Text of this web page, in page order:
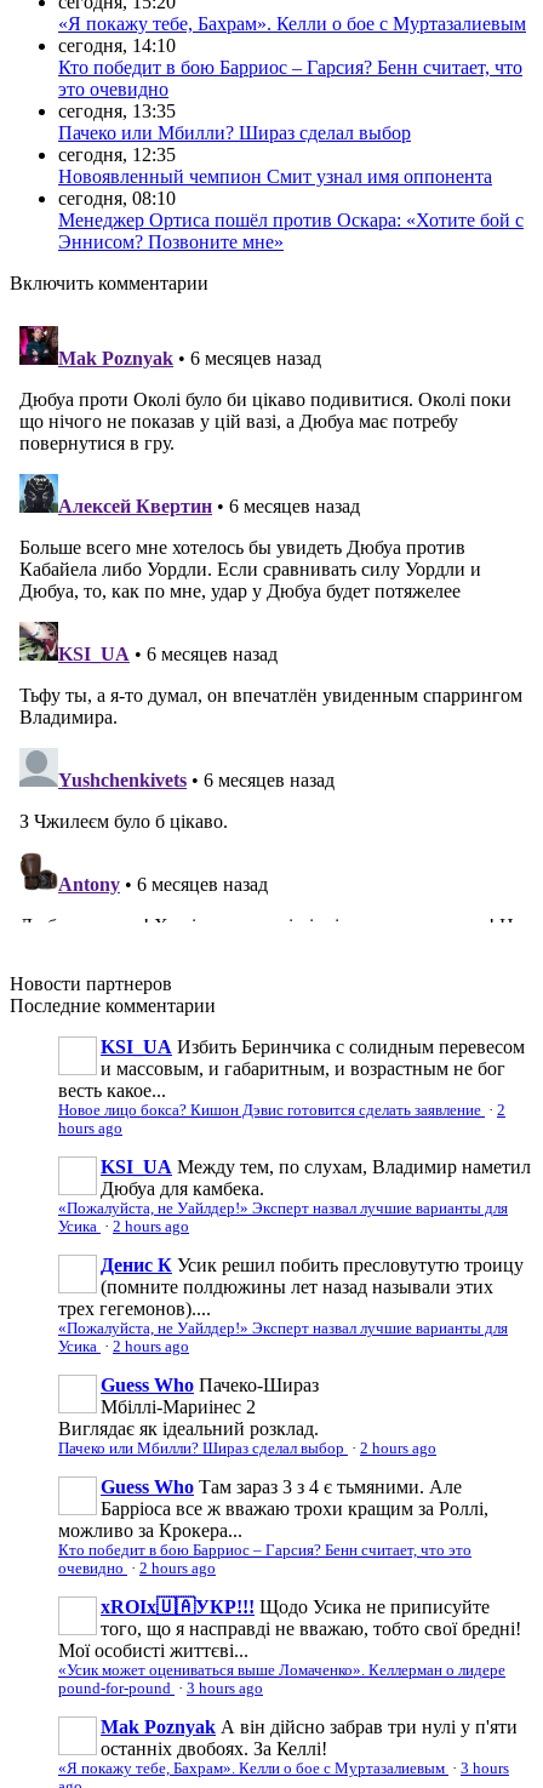
«Я покажу тебе, Бахрам». Келли о бое с Муртазалиевым
сегодня, 14:10
Кто победит в бою Барриос – Гарсия? Бенн считает, что
это очевидно
сегодня, 13:35
Пачеко или Мбилли? Шираз сделал выбор
сегодня, 12:35
Новоявленный чемпион Смит узнал имя оппонента
сегодня, 08:10
Менеджер Ортиса пошёл против Оскара: «Хотите бой с
Эннисом? Позвоните мне»
Включить комментарии
Новости партнеров
Последние комментарии
KSI_UA Избить Беринчика с солидным перевесом
и массовым, и габаритным, и возрастным не бог
весть какое...
Новое лицо бокса? Кишон Дэвис готовится сделать заявление · 2
hours ago
KSI_UA Между тем, по слухам, Владимир наметил
Дюбуа для камбека.
«Пожалуйста, не Уайлдер!» Эксперт назвал лучшие варианты для
Усика · 2 hours ago
Денис К Усик решил побить пресловутутю троицу
(помните полдюжины лет назад называли этих
трех гегемонов)....
«Пожалуйста, не Уайлдер!» Эксперт назвал лучшие варианты для
Усика · 2 hours ago
Guess Who Пачеко-Шираз
Мбіллі-Мариінес 2
Виглядає як ідеальний розклад.
Пачеко или Мбилли? Шираз сделал выбор · 2 hours ago
Guess Who Там зараз 3 з 4 є тьмяними. Але
Барріоса все ж вважаю трохи кращим за Роллі,
можливо за Крокера...
Кто победит в бою Барриос – Гарсия? Бенн считает, что это
очевидно · 2 hours ago
xROIx🇺🇦УКР!!! Щодо Усика не приписуйте
того, що я насправді не вважаю, тобто свої бредні!
Мої особисті життєві...
«Усик может оцениваться выше Ломаченко». Келлерман о лидере
pound-for-pound · 3 hours ago
Mak Poznyak А він дійсно забрав три нулі у п'яти
останніх двобоях. За Келлі!
«Я покажу тебе, Бахрам». Келли о бое с Муртазалиевым · 3 hours